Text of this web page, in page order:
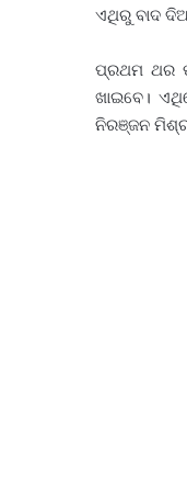
ଏଥିରୁ ବାଦ
ପ୍ରଥମ ଥର
ଖାଇବେ।
ନିରଞ୍ଜନ